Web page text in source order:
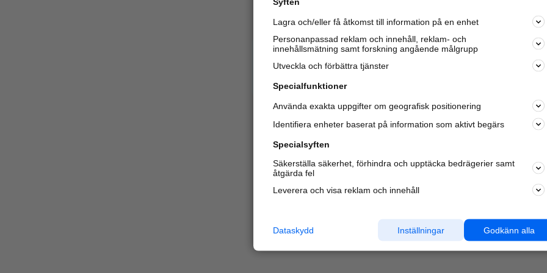
Varje vecka besöker du och 4 miljonerandra härliga
oss för att hitta rätt lokal information om företag,
Lagra och/eller få åtkomst till information på en enhet
Personanpassad reklam och innehåll, reklam- och
innehållsmätning samt forskning angående målgrupp
Utveckla och förbättra tjänster
Specialfunktioner
Använda exakta uppgifter om geografisk positionering
Identifiera enheter baserat på information som aktivt begärs
Specialsyften
Säkerställa säkerhet, förhindra och upptäcka bedrägerier samt
åtgärda fel
Leverera och visa reklam och innehåll
Godkänn alla
Inställningar
Dataskydd